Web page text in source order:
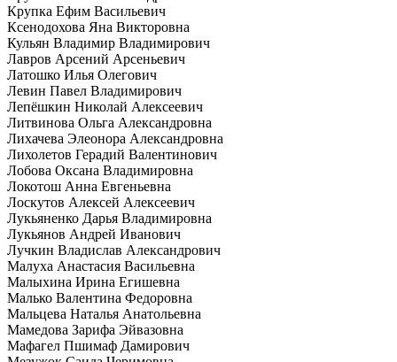
Крупка Ефим Васильевич
Ксенодохова Яна Викторовна
Кульян Владимир Владимирович
Лавров Арсений Арсеньевич
Латошко Илья Олегович
Левин Павел Владимирович
Лепёшкин Николай Алексеевич
Литвинова Ольга Александровна
Лихачева Элеонора Александровна
Лихолетов Герадий Валентинович
Лобова Оксана Владимировна
Локотош Анна Евгеньевна
Лоскутов Алексей Алексеевич
Лукьяненко Дарья Владимировна
Лукьянов Андрей Иванович
Лучкин Владислав Александрович
Малуха Анастасия Васильевна
Малыхина Ирина Егишевна
Малько Валентина Федоровна
Мальцева Наталья Анатольевна
Мамедова Зарифа Эйвазовна
Мафагел Пшимаф Дамирович